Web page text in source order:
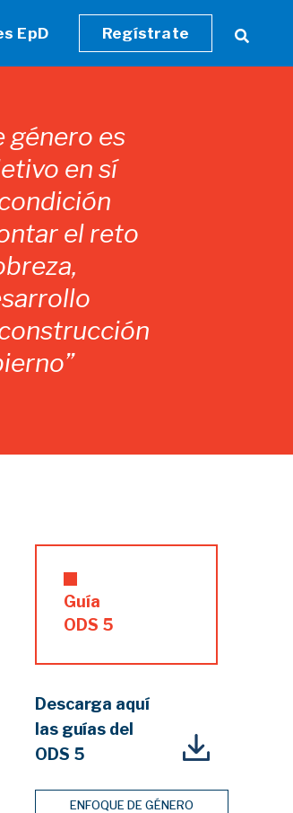
EpD Regístrate
género es
en sí
el reto
Guía
ODS 5
Descarga aquí
las guías del
ODS 5
ENFOQUE DE GÉNERO